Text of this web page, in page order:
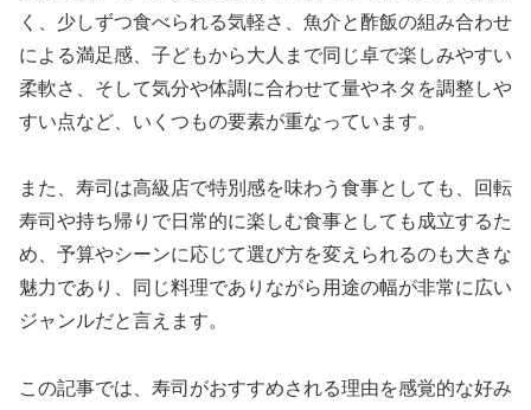
く、少しずつ食べられる気軽さ、魚介と酢飯の組み合わせ
による満足感、子どもから大人まで同じ卓で楽しみやすい
柔軟さ、そして気分や体調に合わせて量やネタを調整しや
すい点など、いくつもの要素が重なっています。
また、寿司は高級店で特別感を味わう食事としても、回転
寿司や持ち帰りで日常的に楽しむ食事としても成立するた
め、予算やシーンに応じて選び方を変えられるのも大きな
魅力であり、同じ料理でありながら用途の幅が非常に広い
ジャンルだと言えます。
この記事では、寿司がおすすめされる理由を感覚的な好み